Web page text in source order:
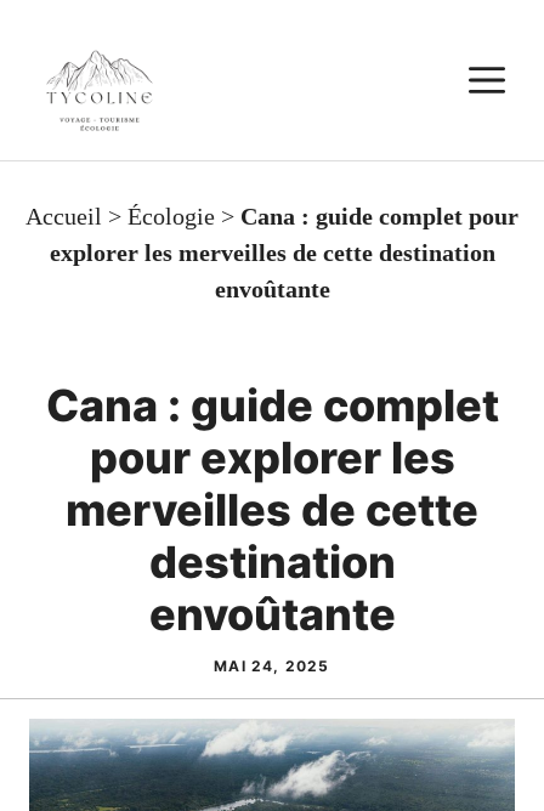
contenu
Accueil > Écologie > Cana : guide complet pour
explorer les merveilles de cette destination
envoûtante
Cana : guide complet
pour explorer les
merveilles de cette
destination
envoûtante
MAI 24, 2025